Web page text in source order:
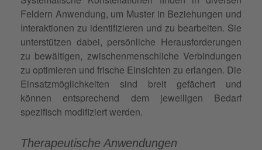
Feldern Anwendung, um Muster in Beziehungen und
Interaktionen zu identifizieren und zu bearbeiten. Sie
unterstützen dabei, persönliche Herausforderungen
zu bewältigen, zwischenmenschliche Verbindungen
zu optimieren und frische Einsichten zu erlangen. Die
Einsatzmöglichkeiten sind breit gefächert und
können entsprechend dem jeweiligen Bedarf
spezifisch modifiziert werden.
Therapeutische Anwendungen